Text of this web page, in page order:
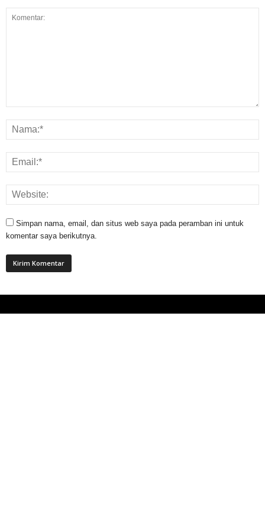
Simpan nama, email, dan situs web saya pada peramban ini untuk
komentar saya berikutnya.